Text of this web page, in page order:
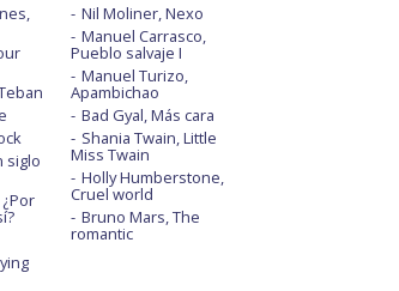
siglo
Nil Moliner, Nexo
Manuel Carrasco,
Pueblo salvaje I
Manuel Turizo,
Apambichao
Bad Gyal, Más cara
Shania Twain, Little
Miss Twain
Holly Humberstone,
Cruel world
Bruno Mars, The
romantic